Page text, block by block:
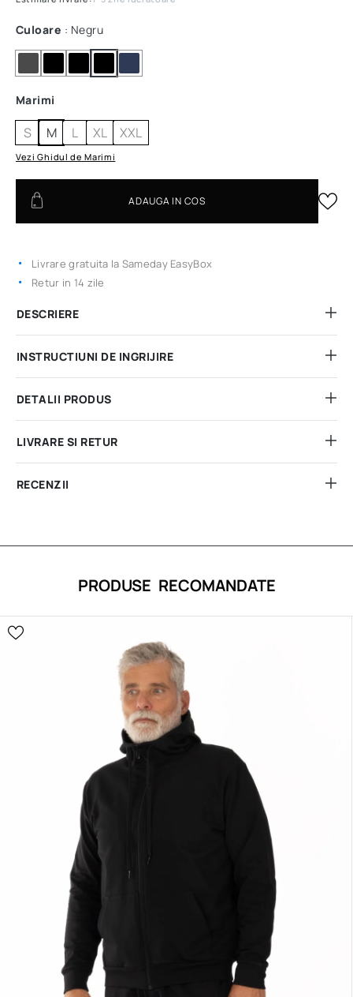
Culoare : Negru
Marimi
S M L XL XXL
Vezi Ghidul de Marimi
ADAUGA IN COS
Livrare gratuita la Sameday EasyBox
Retur in 14 zile
DESCRIERE
INSTRUCTIUNI DE INGRIJIRE
DETALII PRODUS
LIVRARE SI RETUR
RECENZII
PRODUSE RECOMANDATE